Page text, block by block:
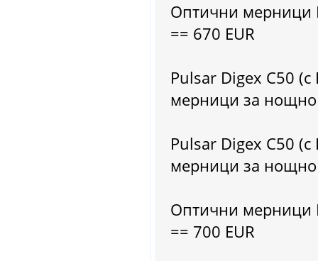
Оптични мерници
== 670 EUR
Pulsar Digex C50
мерници за нощно
Pulsar Digex C50
мерници за нощно
Оптични мерници
== 700 EUR